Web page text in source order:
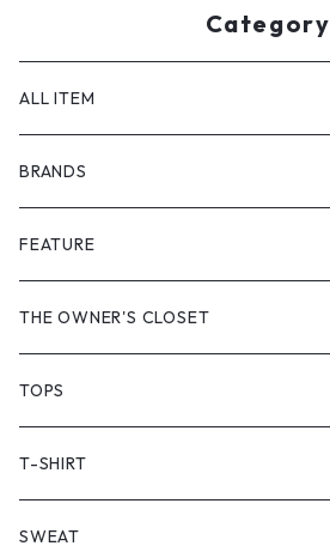
Category
ALL ITEM
BRANDS
GHOST ALMOSTBLACK
PRODUCT TWELVE
BAICYCLON
Little Yarmouth
MANASTASH
FEATURE
NEW VINTAGE
Supreme
Stussy
VINTAGE OUTDOOR
ARC'TERYX
PATAGONIA
RTW VINTAGE
THE OWNER'S CLOSET
TOPS
JACKET
HEAVY OUTER
T-SHIRT
SWEAT